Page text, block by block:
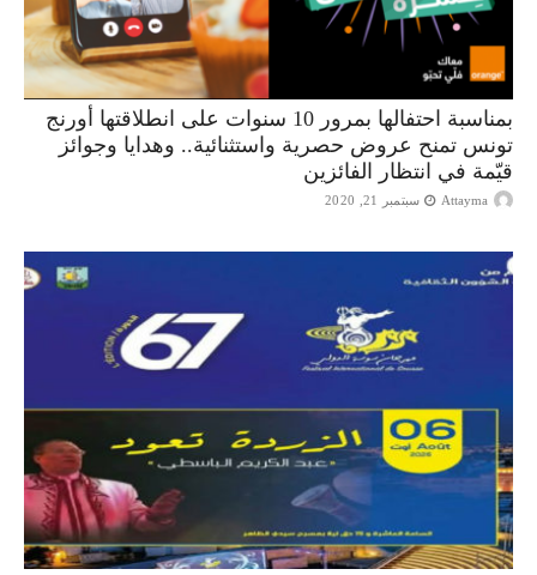
بمناسبة احتفالها بمرور 10 سنوات على انطلاقتها أورنج
تونس تمنح عروض حصرية واستثنائية.. وهدايا وجوائز
قيّمة في انتظار الفائزين
Attayma سبتمبر 21, 2020